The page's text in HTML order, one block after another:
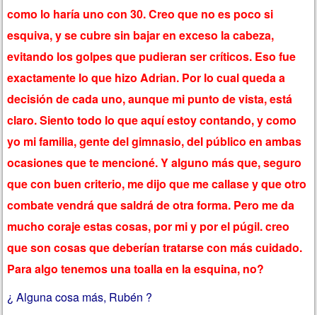
como lo haría uno con 30. Creo que no es poco si
esquiva, y se cubre sin bajar en exceso la cabeza,
evitando los golpes que pudieran ser críticos. Eso fue
exactamente lo que hizo Adrian. Por lo cual queda a
decisión de cada uno, aunque mi punto de vista, está
claro. Siento todo lo que aquí estoy contando, y como
yo mi familia, gente del gimnasio, del público en ambas
ocasiones que te mencioné. Y alguno más que, seguro
que con buen criterio, me dijo que me callase y que otro
combate vendrá que saldrá de otra forma. Pero me da
mucho coraje estas cosas, por mi y por el púgil. creo
que son cosas que deberían tratarse con más cuidado.
Para algo tenemos una toalla en la esquina, no?
¿ Alguna cosa más, Rubén ?